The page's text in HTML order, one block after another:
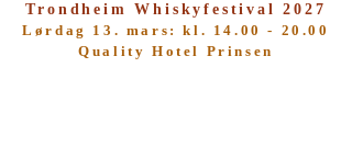
Trondheim Whiskyfestival 2027
Lørdag 13 . mars: kl. 14.00 - 20.00
Quality Hotel Prinsen